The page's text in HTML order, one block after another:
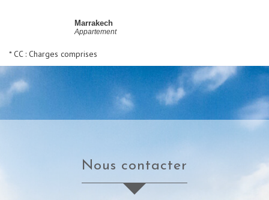
Marrakech
Appartement
* CC : Charges comprises
nous contacter